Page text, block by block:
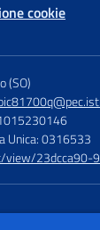
cookie
(SO)
Unica: 0316533
view/